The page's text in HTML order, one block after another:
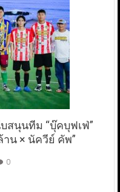
สนุนทีม “บุ๊คบุฟเฟ่”
น × นัควีย์ คัพ”
0